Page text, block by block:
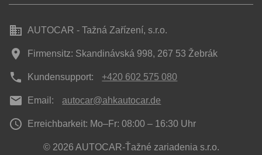
business AUTOCAR - Tažná Zařízení, s.r.o.
place Firmensitz: Skandinávská 998, 267 53 Žebrák
phone Kundensupport: +420 602 575 080
mail Email: autocar@ahkautocar.de
access_time Erreichbarkeit: Mo–Fr: 08:00 – 16:30 Uhr
© 2026 AUTOCAR-Ťažné zariadenia s.r.o.